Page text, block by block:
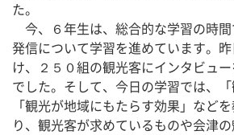
た。
今、６年生は、総合的な学習の時
発信について学習を進めています。
け、２５０組の観光客にインタビュ
でした。そして、今日の学習では、
「観光が地域にもたらす効果」など
り、観光客が求めているものや会津